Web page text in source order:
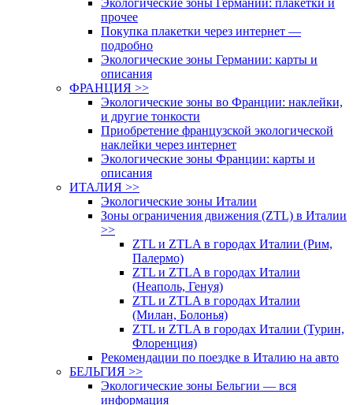
прочее
Покупка плакетки через интернет —
подробно
Экологические зоны Германии: карты и
описания
ФРАНЦИЯ >>
Экологические зоны во Франции: наклейки,
и другие тонкости
Приобретение французской экологической
наклейки через интернет
Экологические зоны Франции: карты и
описания
ИТАЛИЯ >>
Экологические зоны Италии
Зоны ограничения движения (ZTL) в Италии
>>
ZTL и ZTLA в городах Италии (Рим,
Палермо)
ZTL и ZTLA в городах Италии
(Неаполь, Генуя)
ZTL и ZTLA в городах Италии
(Милан, Болонья)
ZTL и ZTLA в городах Италии (Турин,
Флоренция)
Рекомендации по поездке в Италию на авто
БЕЛЬГИЯ >>
Экологические зоны Бельгии — вся
информация